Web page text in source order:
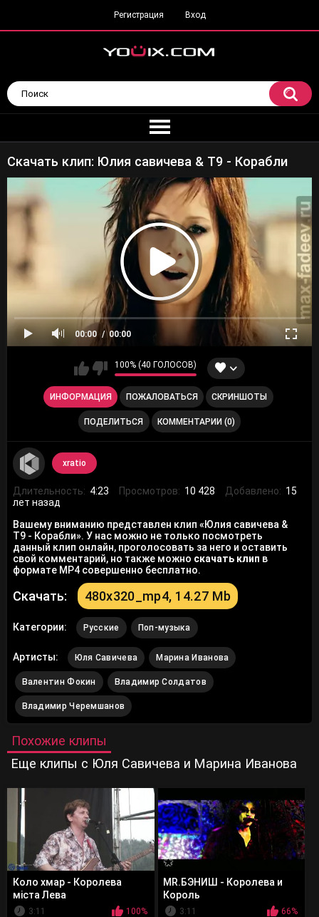
Регистрация Вход
Скачать клип: Юлия савичева & T9 - Корабли
00:00 00:00
100% (40 ГОЛОСОВ)
ИНФОРМАЦИЯ ПОЖАЛОВАТЬСЯ СКРИНШОТЫ
ПОДЕЛИТЬСЯ КОММЕНТАРИИ (0)
xratio
Длительность: 4:23 Просмотров: 10 428 Добавлено: 15
лет назад
Вашему вниманию представлен клип «Юлия савичева &
T9 - Корабли». У нас можно не только посмотреть
данный клип онлайн, проголосовать за него и оставить
свой комментарий, но также можно скачать клип в
формате MP4 совершенно бесплатно.
Скачать: 480x320_mp4, 14.27 Mb
Категории: Русские Поп-музыка
Артисты: Юля Савичева Марина Иванова
Валентин Фокин Владимир Солдатов
Владимир Черемшанов
Похожие клипы
Еще клипы с Юля Савичева и Марина Иванова
Коло хмар - Королева
міста Лева
3:11
100%
MR.БЭНИШ - Королева и
Король
3:11
66%